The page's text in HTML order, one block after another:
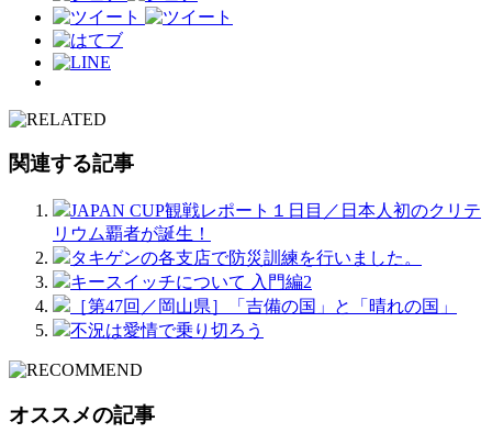
関連する記事
JAPAN CUP観戦レポート１日目／日本人初のクリテ
リウム覇者が誕生！
タキゲンの各支店で防災訓練を行いました。
キースイッチについて 入門編2
［第47回／岡山県］「吉備の国」と「晴れの国」
不況は愛情で乗り切ろう
オススメの記事